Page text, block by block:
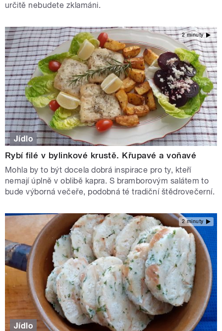
určitě nebudete zklamáni.
2 minuty
Jídlo
Rybí filé v bylinkové krustě. Křupavé a voňavé
Mohla by to být docela dobrá inspirace pro ty, kteří
nemají úplně v oblibě kapra. S bramborovým salátem to
bude výborná večeře, podobná té tradiční štědrovečerní.
2 minuty
Jídlo